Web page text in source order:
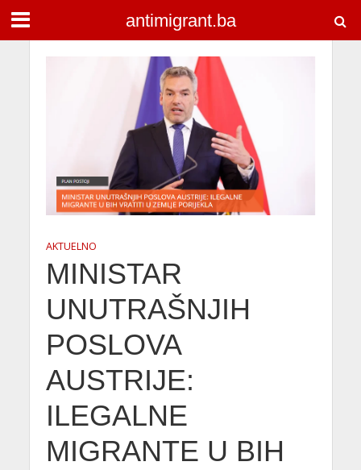
antimigrant.ba
AKTUELNO
MINISTAR
UNUTRAŠNJIH
POSLOVA
AUSTRIJE:
ILEGALNE
MIGRANTE U BIH